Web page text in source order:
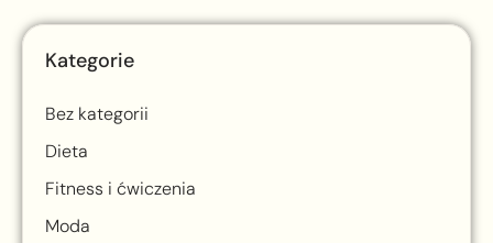
Kategorie
Bez kategorii
Dieta
Fitness i ćwiczenia
Moda